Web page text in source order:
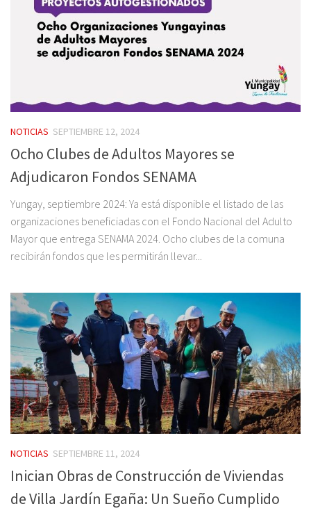
NOTICIAS SEPTIEMBRE 12, 2024
Ocho Clubes de Adultos Mayores se
Adjudicaron Fondos SENAMA
Yungay, septiembre 2024: Ya está disponible el listado de las
organizaciones beneficiadas con el Fondo Nacional del Adulto
Mayor que entrega SENAMA 2024. Ocho clubes de la comuna
recibirán fondos que les permitirán llevar...
NOTICIAS SEPTIEMBRE 11, 2024
Inician Obras de Construcción de Viviendas
de Villa Jardín Egaña: Un Sueño Cumplido